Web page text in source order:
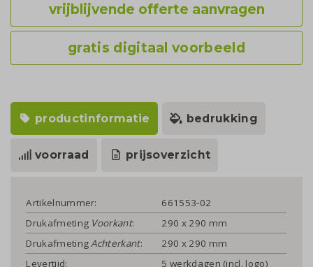
vrijblijvende offerte aanvragen
gratis digitaal voorbeeld
productinformatie bedrukking
voorraad prijsoverzicht
Artikelnummer:
661553-02
Drukafmeting Voorkant:
290 x 290 mm
Drukafmeting Achterkant:
290 x 290 mm
Levertijd:
5 werkdagen (incl. logo)